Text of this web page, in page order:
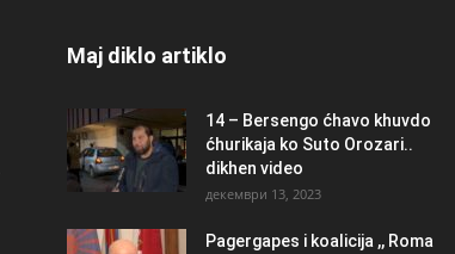
Maj diklo artiklo
14 – Bersengo ćhavo khuvdo
ćhurikaja ko Suto Orozari..
dikhen video
декември 13, 2023
Pagergapes i koalicija ,, Roma